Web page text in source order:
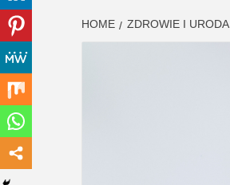
HOME ZDROWIE I URODA